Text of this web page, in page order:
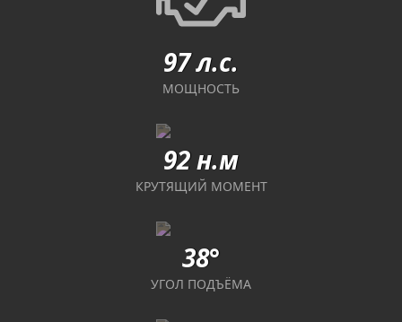
97 л.с.
МОЩНОСТЬ
92 н.м
КРУТЯЩИЙ МОМЕНТ
38°
УГОЛ ПОДЪЁМА